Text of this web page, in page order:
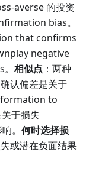
averse 的投资
bias。
that confirms
negative
相似点 ：两种
确认偏差是关于
to
于损失
。 何时选择损
或潜在负面结果